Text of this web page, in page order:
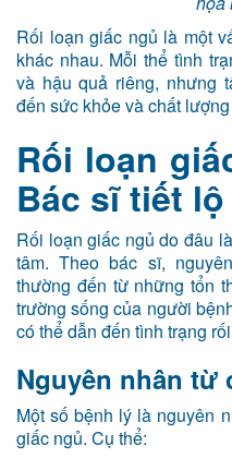
Rối loạn giấc ngủ là một
khác nhau. Mỗi thể tình
và hậu quả riêng, nhưng
đến sức khỏe và chất
Rối loạn
Bác sĩ tiết
Rối loạn giấc ngủ do đâu
tâm. Theo bác sĩ,
thường đến từ những tổn
trường sống của người
có thể dẫn đến tình trạng
Nguyên nhân từ
Một số bệnh lý là nguyên
giấc ngủ. Cụ thể: